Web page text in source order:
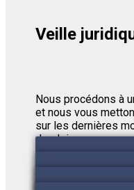
Veille
Nous procédons à
et nous vous
sur les dernières
des lois.
Demander
vous ne savez pas